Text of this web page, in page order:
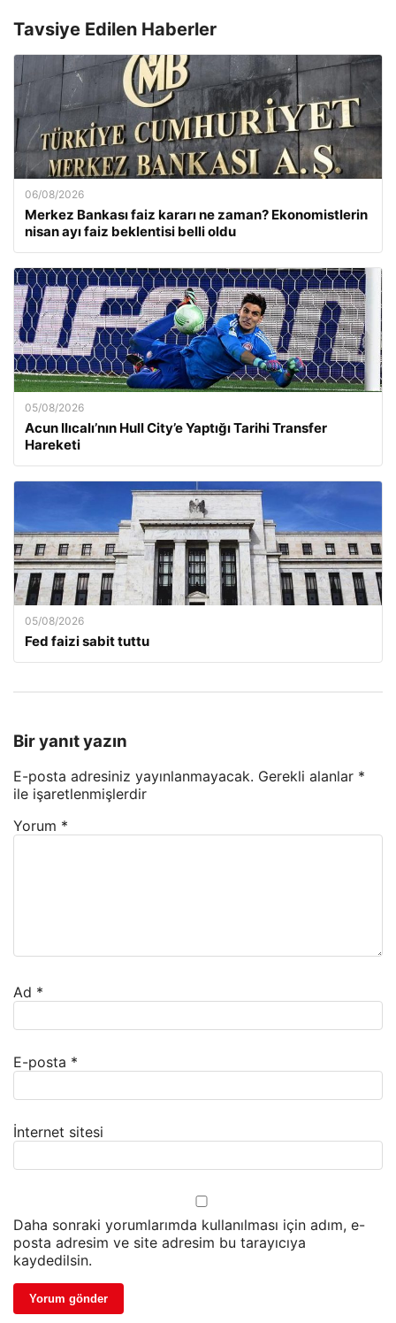
Tavsiye Edilen Haberler
06/08/2026
Merkez Bankası faiz kararı ne zaman? Ekonomistlerin
nisan ayı faiz beklentisi belli oldu
05/08/2026
Acun Ilıcalı’nın Hull City’e Yaptığı Tarihi Transfer
Hareketi
05/08/2026
Fed faizi sabit tuttu
Bir yanıt yazın
E-posta adresiniz yayınlanmayacak. Gerekli alanlar *
ile işaretlenmişlerdir
Yorum *
Ad *
E-posta *
İnternet sitesi
Daha sonraki yorumlarımda kullanılması için adım, e-
posta adresim ve site adresim bu tarayıcıya
kaydedilsin.